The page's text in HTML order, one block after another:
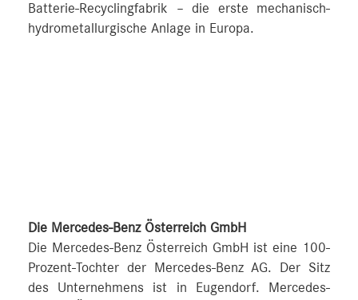
Batterie-Recyclingfabrik – die erste mechanisch-
hydrometallurgische Anlage in Europa.
Die Mercedes-Benz Österreich GmbH
Die Mercedes-Benz Österreich GmbH ist eine 100-
Prozent-Tochter der Mercedes-Benz AG. Der Sitz
des Unternehmens ist in Eugendorf. Mercedes-